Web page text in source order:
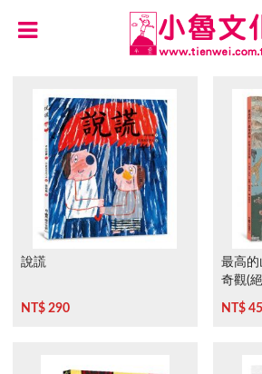
說謊
NT$ 290
最高的
奇觀(
NT$